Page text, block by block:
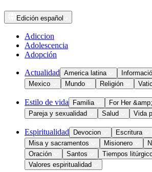
Edición español
Adiccion
Adolescencia
Adopción
Actualidad America latina
Mexico
Mundo Religión
Estilo de vida Familia
For Her
Pareja y sexualidad
Salud Vida
Espiritualidad Devocion
Escritura
Misa y sacramentos
Misionero
Oración
Santos
Tiempos
Valores espiritualidad